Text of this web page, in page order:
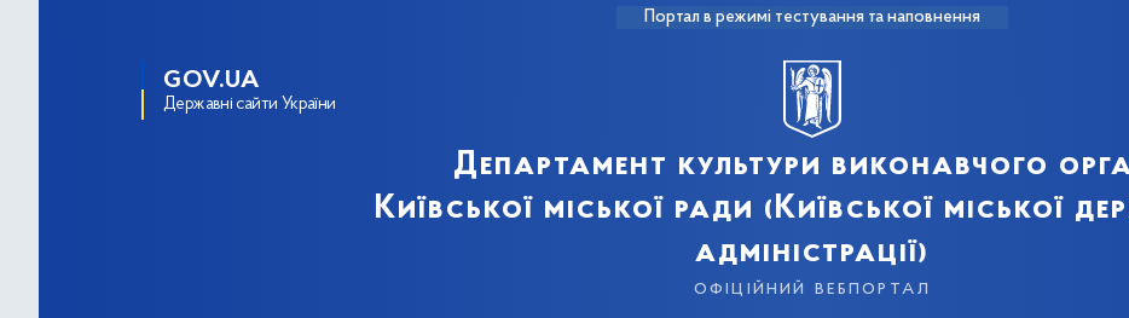
Портал в режимі тестування та наповнення
GOV.UA
Державні сайти України
Департамент культури виконавчого
Київської міської ради (Київської міської
адміністрації)
офіційний вебпортал